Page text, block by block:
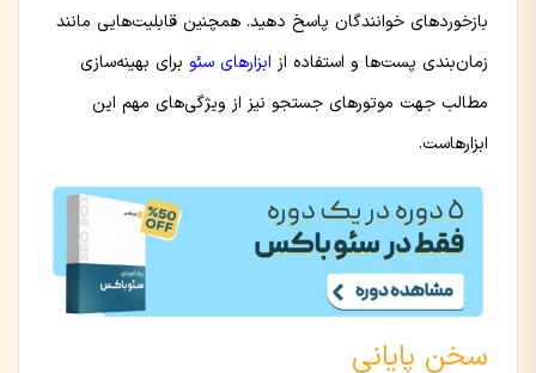
بازخوردهای خوانندگان پاسخ دهید. همچنین قابلیت‌هایی مانند
زمان‌بندی پست‌ها و استفاده از ابزارهای سئو برای بهینه‌سازی
مطالب جهت موتورهای جستجو نیز از ویژگی‌های مهم این
ابزارهاست.
سخن پایانی